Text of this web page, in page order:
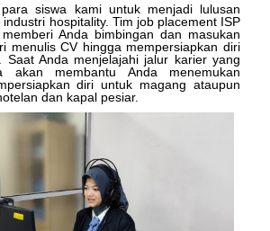
siswa kami untuk menjadi lulusan
hospitality. Tim job placement ISP
Anda bimbingan dan masukan
menulis CV hingga mempersiapkan diri
Saat Anda menjelajahi jalur karier yang
akan membantu Anda menemukan
diri untuk magang ataupun
dan kapal pesiar.